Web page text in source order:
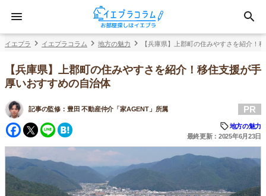
イエプラ イエプラコラム 地方の魅力 【兵庫県】上郡町の住みやすさを紹介！
【兵庫県】上郡町の住みやすさを紹介！移住支援が手
厚いおすすめの自治体
記事の監修： 豊田 不動産仲介「家AGENT」所属
Facebook
Twitter
Line
PR
地方の魅力
最終更新：2025年6月23日